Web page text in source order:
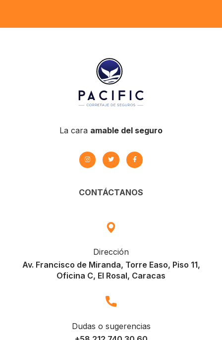
La cara amable del seguro
CONTÁCTANOS
Dirección
Av. Francisco de Miranda, Torre Easo, Piso 11,
Oficina C, El Rosal, Caracas
Dudas o sugerencias